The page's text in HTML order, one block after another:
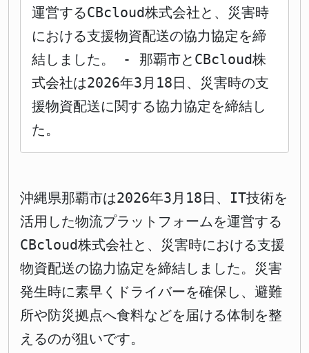
運営するCBcloud株式会社と、災害時
における支援物資配送の協力協定を締
結しました。 - 那覇市とCBcloud株
式会社は2026年3月18日、災害時の支
援物資配送に関する協力協定を締結し
た。
沖縄県那覇市は2026年3月18日、IT技術を
活用した物流プラットフォームを運営する
CBcloud株式会社と、災害時における支援
物資配送の協力協定を締結しました。災害
発生時に素早くドライバーを確保し、避難
所や防災拠点へ食料などを届ける体制を整
えるのが狙いです。